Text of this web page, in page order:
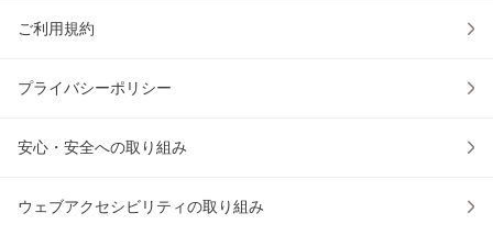
ご利用規約
プライバシーポリシー
安心・安全への取り組み
ウェブアクセシビリティの取り組み